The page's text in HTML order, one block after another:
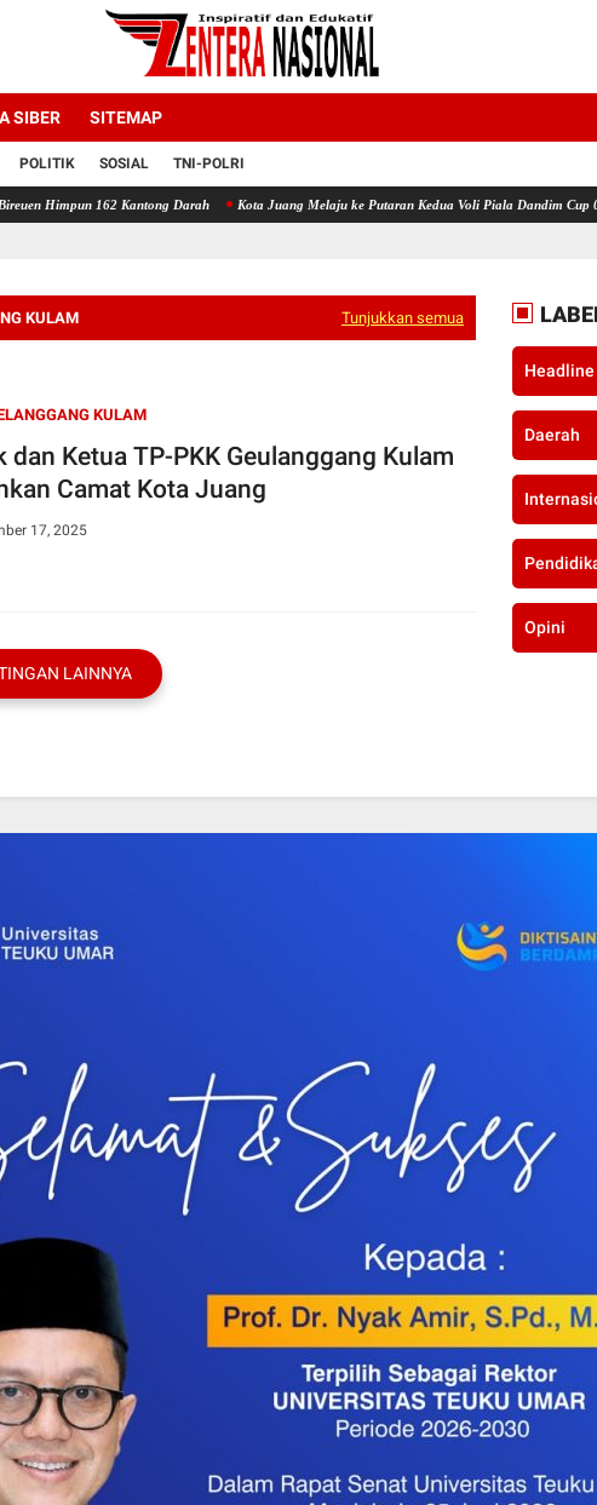
SIBER SITEMAP
POLITIK SOSIAL TNI-POLRI
Kantong Darah Kota Juang Melaju ke Putaran Kedua Voli Piala Dandim Cup 0111/Bireuen
KULAM Tunjukkan semua
KULAM
dan Ketua TP-PKK Geulanggang Kulam
Camat Kota Juang
17, 2025
LAINNYA
Headline
Daerah
Opini